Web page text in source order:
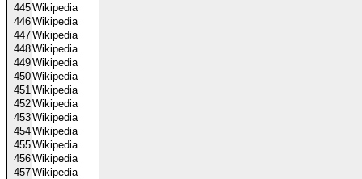
445Wikipedia
446Wikipedia
447Wikipedia
448Wikipedia
449Wikipedia
450Wikipedia
451Wikipedia
452Wikipedia
453Wikipedia
454Wikipedia
455Wikipedia
456Wikipedia
457Wikipedia